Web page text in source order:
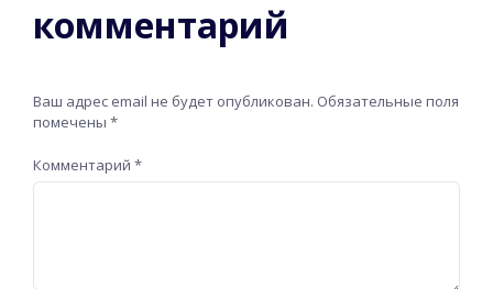
комментарий
Ваш адрес email не будет опубликован. Обязательные поля
помечены *
Комментарий *